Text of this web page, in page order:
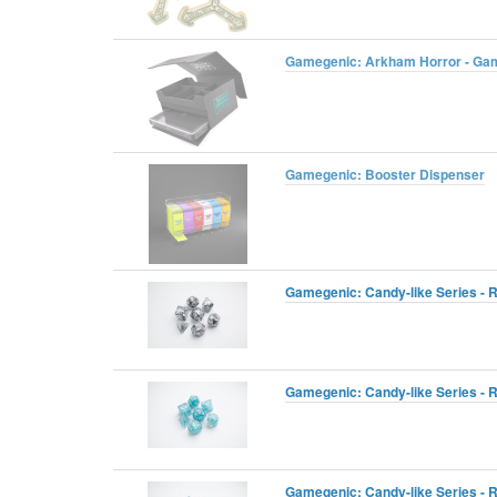
Gamegenic: Arkham Horror -
Gamegenic: Booster Dispenser
Gamegenic: Candy-like Series -
Gamegenic: Candy-like Series -
Gamegenic: Candy-like Series -